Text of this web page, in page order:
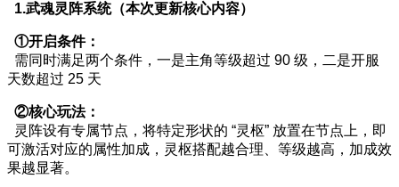
1.武魂灵阵系统（本次更新核心内容）
①开启条件：
需同时满足两个条件，一是主角等级超过 90 级，二是开服
天数超过 25 天
②核心玩法：
灵阵设有专属节点，将特定形状的 “灵枢” 放置在节点上，即
可激活对应的属性加成，灵枢搭配越合理、等级越高，加成效
果越显著。